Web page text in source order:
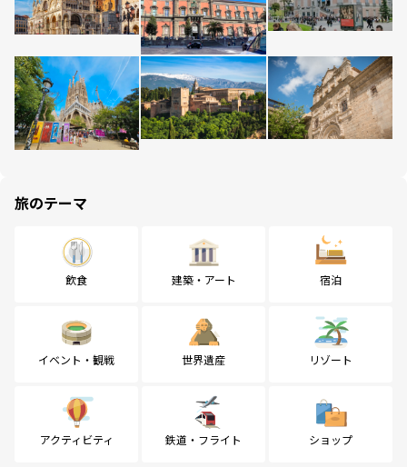
旅のテーマ
飲食 建築・アート 宿泊
イベント・観戦 世界遺産 リゾート
アクティビティ 鉄道・フライト ショップ